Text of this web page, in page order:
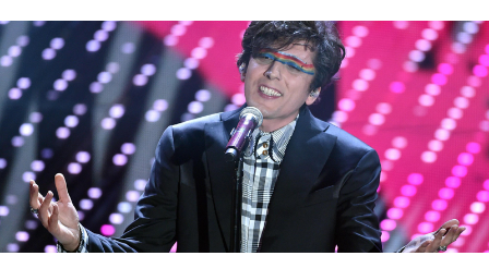
Economia
Sport
Altrecose
Mondiali calcio 2026
PODCAST
NEWSLETTER